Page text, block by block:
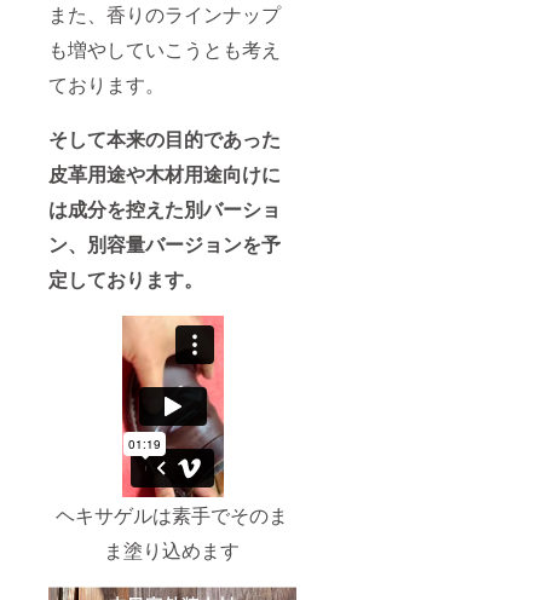
また、香りのラインナップ
も増やしていこうとも考え
ております。
そして本来の目的であった
皮革用途や木材用途向けに
は成分を控えた別バーショ
ン、別容量バージョンを予
定しております。
ヘキサゲルは素手でそのま
ま塗り込めます